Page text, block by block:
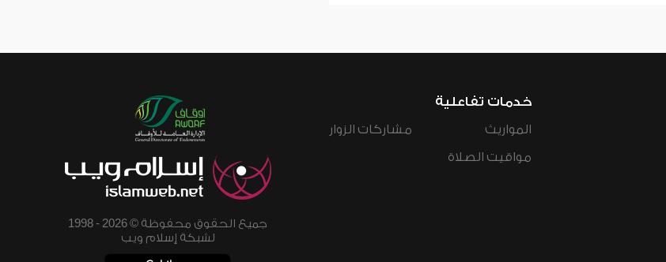
خدمات تفاعلية
المواريث
مواقيت الصلاة
مشاركات الزوار
جميع الحقوق محفوظة © 2026 - 1998
لشبكة إسلام ويب